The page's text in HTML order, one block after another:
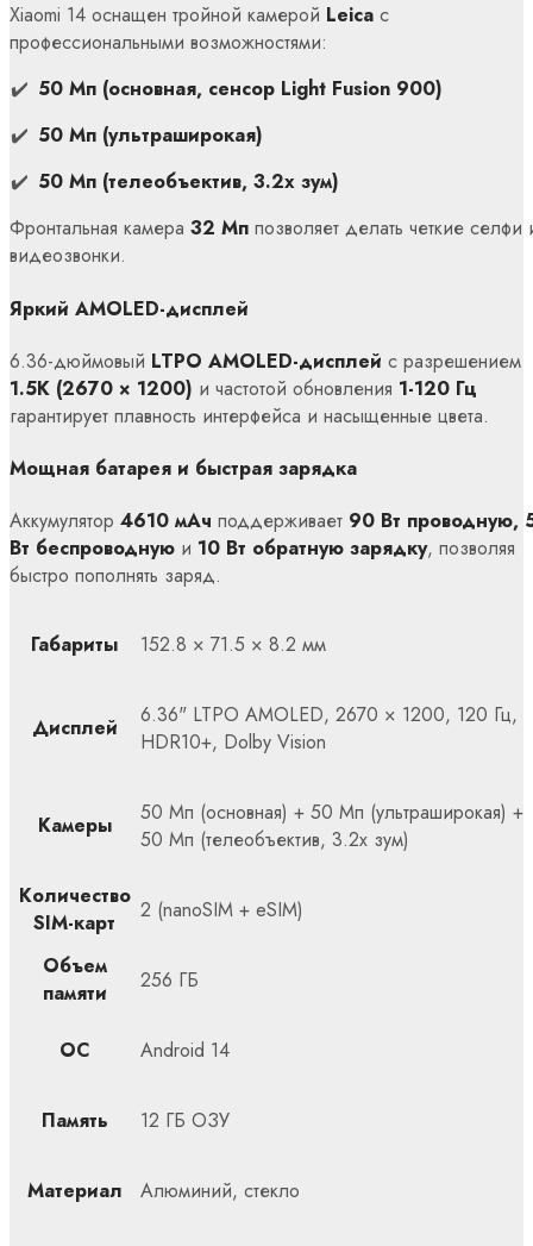
Xiaomi 14 оснащен тройной камерой Leica с
профессиональными возможностями:
50 Мп (основная, сенсор Light Fusion 900)
50 Мп (ультраширокая)
50 Мп (телеобъектив, 3.2x зум)
Фронтальная камера 32 Мп позволяет делать четкие селфи
видеозвонки.
Яркий AMOLED-дисплей
6.36-дюймовый LTPO AMOLED-дисплей с разрешением
1.5K (2670 × 1200) и частотой обновления 1-120 Гц
гарантирует плавность интерфейса и насыщенные цвета.
Мощная батарея и быстрая зарядка
Аккумулятор 4610 мАч поддерживает 90 Вт проводную,
Вт беспроводную и 10 Вт обратную зарядку, позволяя
быстро пополнять заряд.
Габариты 152.8 × 71.5 × 8.2 мм
Дисплей
6.36" LTPO AMOLED, 2670 × 1200, 120 Гц,
HDR10+, Dolby Vision
Камеры
50 Мп (основная) + 50 Мп (ультраширокая) +
50 Мп (телеобъектив, 3.2x зум)
Количество
SIM-карт
2 (nanoSIM + eSIM)
Объем
памяти
256 ГБ
ОС Android 14
Память 12 ГБ ОЗУ
Материал Алюминий, стекло